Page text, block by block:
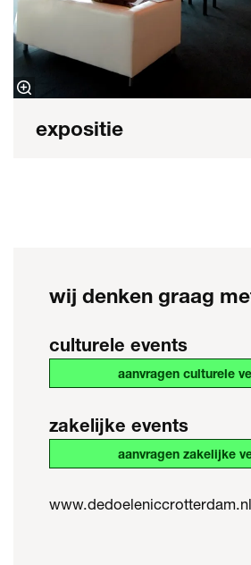
expositie
wij denken graag
culturele events
aanvragen culturele
zakelijke events
aanvragen zakelijke
www.dedoeleniccrotterdam.nl